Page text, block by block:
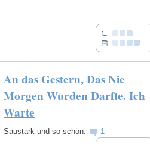
An das Gestern, Das Nie
Morgen Wurden Darfte. Ich
Warte
Saustark und so schön. 1